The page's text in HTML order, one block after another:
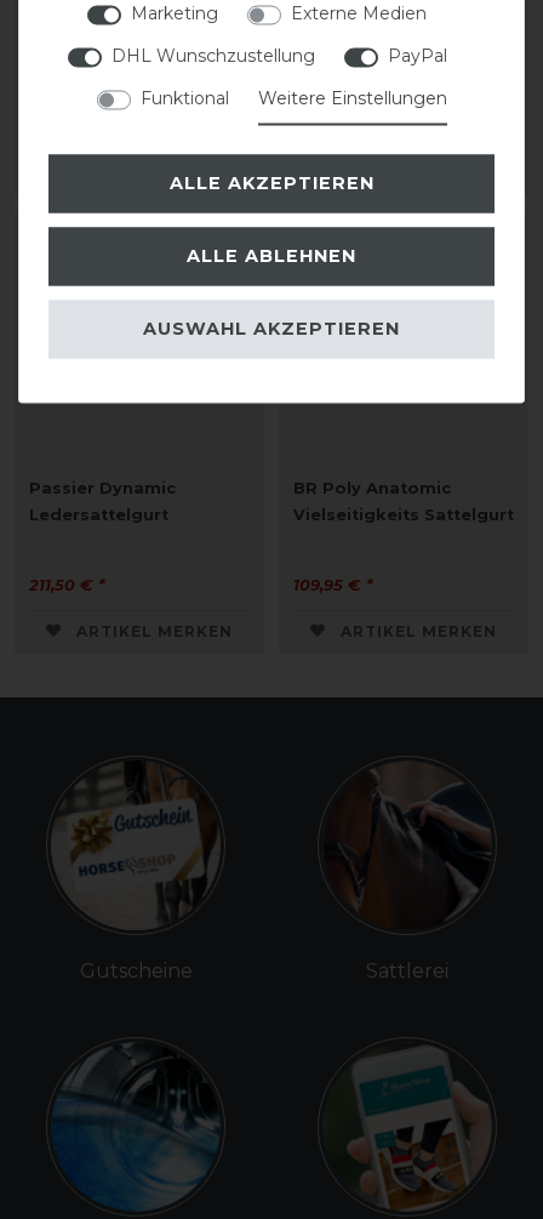
Euroriding Coolplus
Sattelgurt
ARTIKEL MERKEN
Ledersattelgurt
211,50 € *
ARTIKEL MERKEN
Passier Dynamic
Ledersattelgurt
211,50 € *
ARTIKEL MERKEN
BR Poly Anatomic
Vielseitigkeits Sattelgurt
109,95 € *
ARTIKEL MERKEN
Gutscheine Sattlerei
Marketing
Externe Medien
DHL Wunschzustellung
PayPal
Funktional
Weitere Einstellungen
ALLE AKZEPTIEREN
ALLE ABLEHNEN
AUSWAHL AKZEPTIEREN